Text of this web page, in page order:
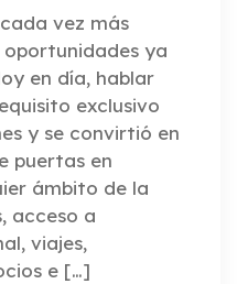
vez más
ya
en día, hablar
exclusivo
y se convirtió en
puertas en
ámbito de la
acceso a
viajes,
e […]